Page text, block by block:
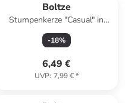
Boltze
Stumpenkerze "Casual" in
Türkis - 320 g
-18%
6,49 €
UVP: 7,99 €*